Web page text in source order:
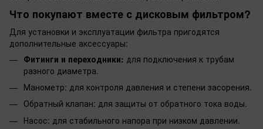
Что покупают вместе с дисковым фильтром?
Для установки и эксплуатации фильтра пригодятся
дополнительные аксессуары:
Фитинги и переходники: для подключения к трубам
разного диаметра.
Манометр: для контроля давления и степени засорения.
Обратный клапан: для защиты от обратного тока воды.
Насос: для стабильного напора при низком давлении.